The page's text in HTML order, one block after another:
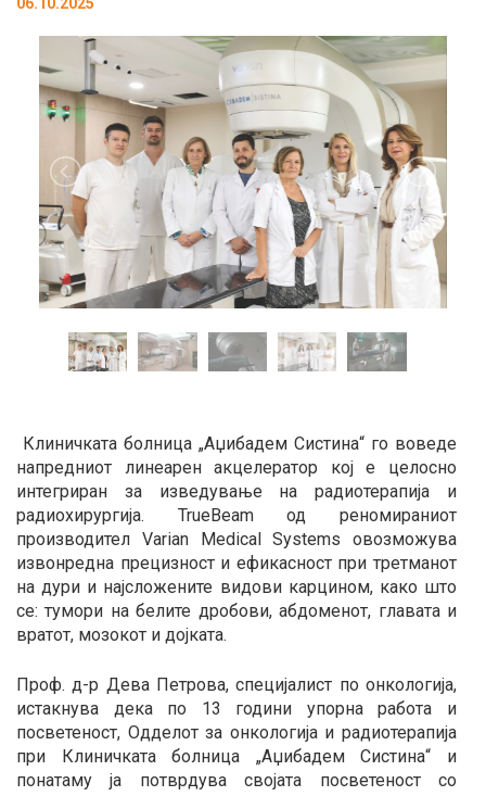
Клиничката болница „Аџибадем Систина“ го воведе
напредниот линеарен акцелератор кој е целосно
интегриран за изведување на радиотерапија и
радиохирургија. TrueBeam од реномираниот
производител Varian Medical Systems овозможува
извонредна прецизност и ефикасност при третманот
на дури и најсложените видови карцином, како што
се: тумори на белите дробови, абдоменот, главата и
вратот, мозокот и дојката.
Проф. д-р Дева Петрова, специјалист по онкологија,
истакнува дека по 13 години упорна работа и
посветеност, Одделот за онкологија и радиотерапија
при Клиничката болница „Аџибадем Систина“ и
понатаму ја потврдува својата посветеност со